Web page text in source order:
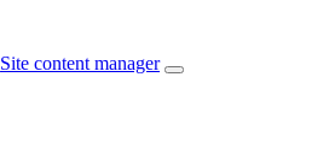
Site content manager